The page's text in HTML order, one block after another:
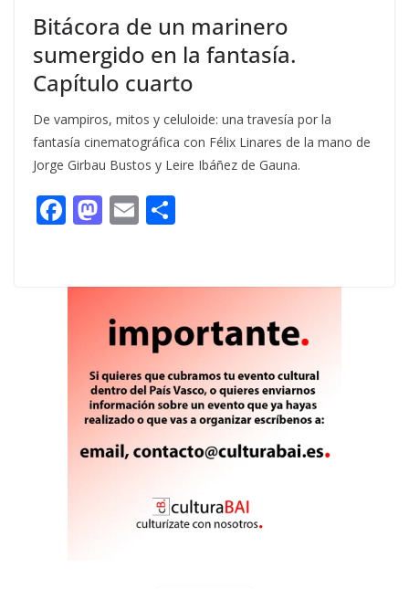
Bitácora de un marinero
sumergido en la fantasía.
Capítulo cuarto
De vampiros, mitos y celuloide: una travesía por la
fantasía cinematográfica con Félix Linares de la mano de
Jorge Girbau Bustos y Leire Ibáñez de Gauna.
F
b
M
d
o
n
E
l p
ar
ti
r